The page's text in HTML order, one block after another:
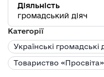
Діяльність
громадський діяч
Категорії
Українські громадські
Товариство